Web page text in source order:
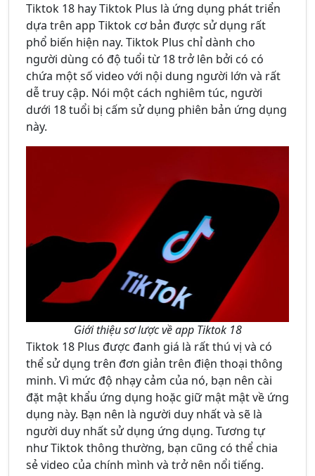
Tiktok 18 hay Tiktok Plus là ứng dụng phát triển
dựa trên app Tiktok cơ bản được sử dụng rất
phổ biến hiện nay. Tiktok Plus chỉ dành cho
người dùng có độ tuổi từ 18 trở lên bởi có có
chứa một số video với nội dung người lớn và rất
dễ truy cập. Nói một cách nghiêm túc, người
dưới 18 tuổi bị cấm sử dụng phiên bản ứng dụng
này.
Giới thiệu sơ lược về app Tiktok 18
Tiktok 18 Plus được đanh giá là rất thú vị và có
thể sử dụng trên đơn giản trên điện thoại thông
minh. Vì mức độ nhạy cảm của nó, bạn nên cài
đặt mật khẩu ứng dụng hoặc giữ mật mật về ứng
dụng này. Bạn nên là người duy nhất và sẽ là
người duy nhất sử dụng ứng dụng. Tương tự
như Tiktok thông thường, bạn cũng có thể chia
sẻ video của chính mình và trở nên nổi tiếng.